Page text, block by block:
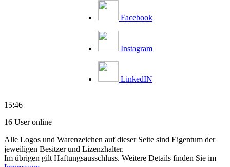
Facebook
Instagram
LinkedIN
15:46
16 User online
Alle Logos und Warenzeichen auf dieser Seite sind Eigentum der
jeweiligen Besitzer und Lizenzhalter.
Im übrigen gilt Haftungsausschluss. Weitere Details finden Sie im